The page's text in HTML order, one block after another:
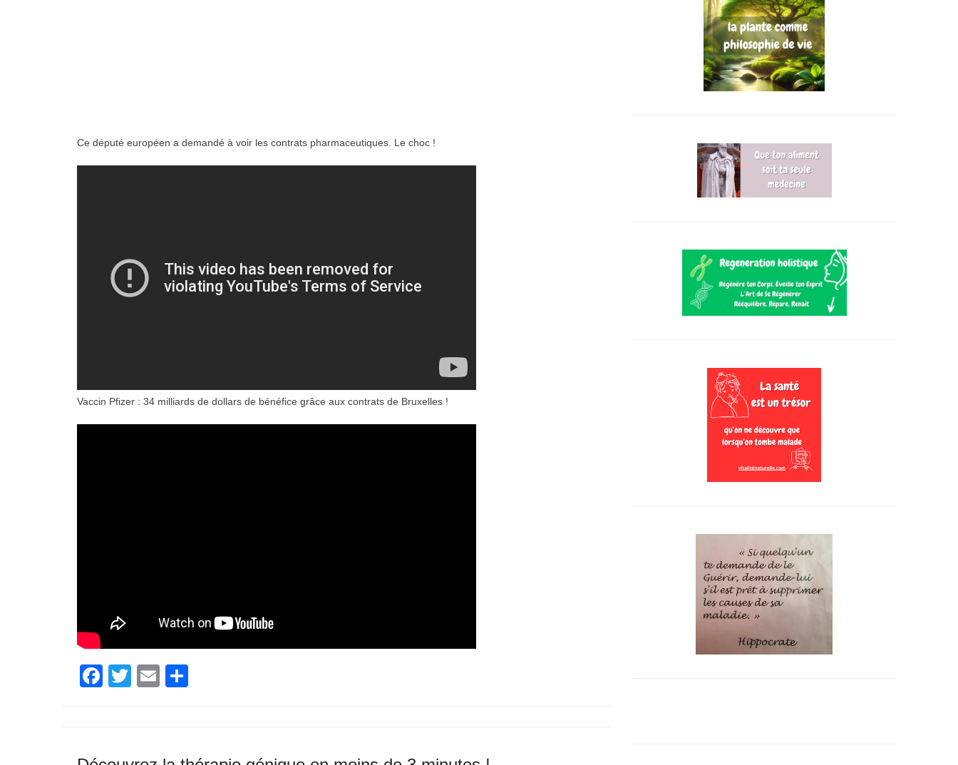
Ce député européen a demandé à voir les contrats pharmaceutiques. Le choc !
Vaccin Pfizer : 34 milliards de dollars de bénéfice grâce aux contrats de Bruxelles !
Facebook
TwitterEmail